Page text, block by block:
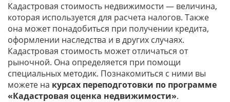
Кадастровая стоимость недвижимости — величина,
которая используется для расчета налогов. Также
она может понадобиться при получении кредита,
оформлении наследства и в других случаях.
Кадастровая стоимость может отличаться от
рыночной. Она определяется при помощи
специальных методик. Познакомиться с ними вы
можете на курсах переподготовки по программе
«Кадастровая оценка недвижимости».